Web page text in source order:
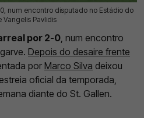
num encontro disputado no Estádio do
Vangelis Pavlidis
por 2-0 , num encontro
Depois do desaire frente
por Marco Silva deixou
oficial da temporada,
diante do St. Gallen.